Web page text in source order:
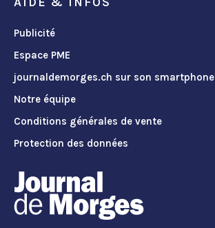
Publicité
Espace PME
journaldemorges.ch sur son smartphone
Notre équipe
Conditions générales de vente
Protection des données